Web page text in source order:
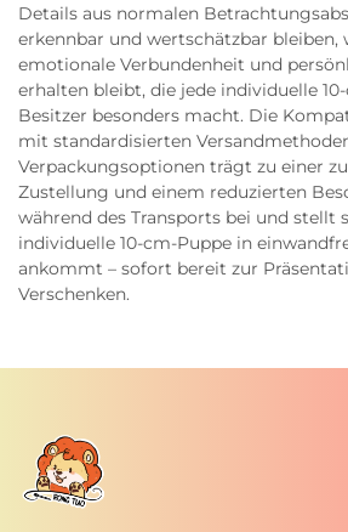
Details aus normalen
erkennbar und wertschätzbar bleiben,
emotionale Verbundenheit und
erhalten bleibt, die jede individuelle
Besitzer besonders macht. Die
mit standardisierten
Verpackungsoptionen trägt zu einer
Zustellung und einem reduzierten
während des Transports bei und stellt
individuelle 10-cm-Puppe in
ankommt – sofort bereit zur
Verschenken.